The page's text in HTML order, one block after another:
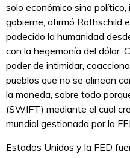
solo económico sino
gobierne, afirmó Rothschild
padecido la humanidad
con la hegemonía del dólar.
poder de intimidar,
pueblos que no se alinean
la moneda, sobre todo
(SWIFT) mediante el cual
mundial gestionada por la
Estados Unidos y la FED